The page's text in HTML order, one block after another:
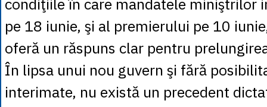
pe 18 iunie, şi al premierului pe 10
oferă un răspuns clar pentru
În lipsa unui nou guvern şi fără
interimate, nu există un precedent